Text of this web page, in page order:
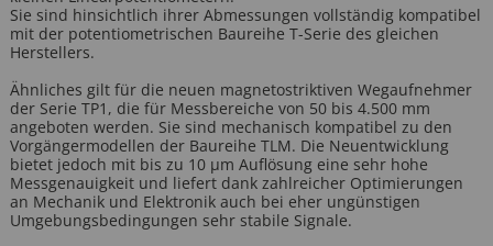
Sie sind hinsichtlich ihrer Abmessungen vollständig kompatibel
mit der potentiometrischen Baureihe T-Serie des gleichen
Herstellers.
Ähnliches gilt für die neuen magnetostriktiven Wegaufnehmer
der Serie TP1, die für Messbereiche von 50 bis 4.500 mm
angeboten werden. Sie sind mechanisch kompatibel zu den
Vorgängermodellen der Baureihe TLM. Die Neuentwicklung
bietet jedoch mit bis zu 10 µm Auflösung eine sehr hohe
Messgenauigkeit und liefert dank zahlreicher Optimierungen
an Mechanik und Elektronik auch bei eher ungünstigen
Umgebungsbedingungen sehr stabile Signale.